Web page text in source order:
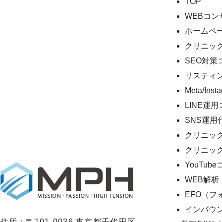
WEBコン
ホームペ
クリニッ
SEO対策
リスティ
Meta/
LINE運用
SNS運用
クリニッ
クリニッ
YouTube
WEB解析
EFO（フ
インバウ